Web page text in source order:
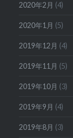
2020年2月 (4)
2020年1月 (5)
2019年12月 (4)
2019年11月 (5)
2019年10月 (3)
2019年9月 (4)
2019年8月 (3)